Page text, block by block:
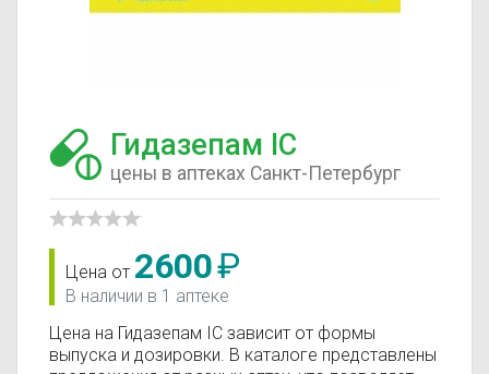
Гидазепам IC
цены в аптеках Санкт-Петербург
Цена от 2600₽
В наличии в 1 аптеке
Цена на Гидазепам IC зависит от формы
выпуска и дозировки. В каталоге представлены